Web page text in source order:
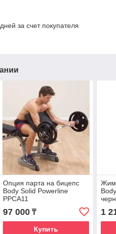
за счет покупателя
Опция парта на бицепс
Body Solid Powerline
PPCA11
97 000₸
Купить
Жим
1